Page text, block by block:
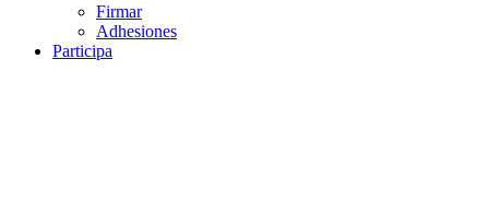
Firmar
Adhesiones
Participa